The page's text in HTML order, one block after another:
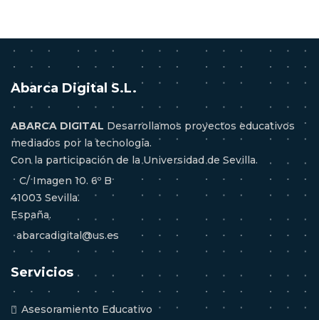
Abarca Digital S.L.
ABARCA DIGITAL Desarrollamos proyectos educativos
mediados por la tecnología.
Con la participación de la Universidad de Sevilla.
C/ Imagen 10. 6º B
41003 Sevilla.
España.
abarcadigital@us.es
Servicios
Asesoramiento Educativo